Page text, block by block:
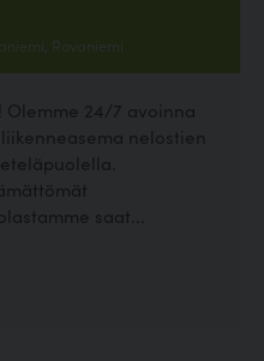
Rovaniemi
Olemme 24/7 avoinna
nelostien
saat...